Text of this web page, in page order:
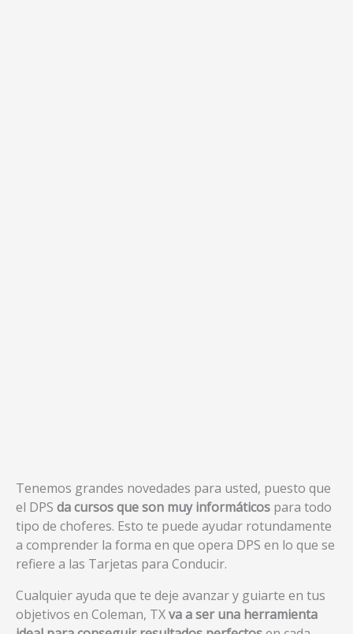
Tenemos grandes novedades para usted, puesto que
el DPS da cursos que son muy informáticos para todo
tipo de choferes. Esto te puede ayudar rotundamente
a comprender la forma en que opera DPS en lo que se
refiere a las Tarjetas para Conducir.
Cualquier ayuda que te deje avanzar y guiarte en tus
objetivos en Coleman, TXva a ser una herramienta